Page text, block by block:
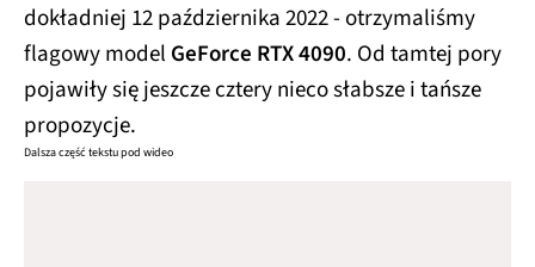
dokładniej 12 października 2022 - otrzymaliśmy
flagowy model GeForce RTX 4090. Od tamtej pory
pojawiły się jeszcze cztery nieco słabsze i tańsze
propozycje.
Dalsza część tekstu pod wideo